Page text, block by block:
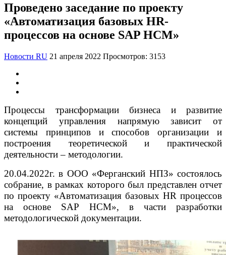
Проведено заседание по проекту
«Автоматизация базовых HR-
процессов на основе SAP HCM»
Новости RU 21 апреля 2022 Просмотров: 3153
Процессы трансформации бизнеса и развитие
концепций управления напрямую зависит от
системы принципов и способов организации и
построения теоретической и практической
деятельности – методологии.
20.04.2022г. в ООО «Ферганский НПЗ» состоялось
собрание, в рамках которого был представлен отчет
по проекту «Автоматизация базовых HR процессов
на основе SAP HCM», в части разработки
методологической документации.